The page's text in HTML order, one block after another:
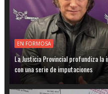
EN FORMOSA
La Justicia Provincial profundiza la
con una serie de imputaciones